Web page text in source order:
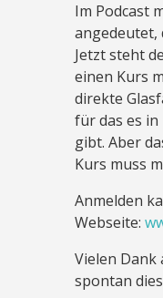
Im Podcast
angedeutet,
Jetzt steht
einen Kurs
direkte
für das es
gibt. Aber
Kurs muss
Anmelden
Webseite:
Vielen Dank
spontan